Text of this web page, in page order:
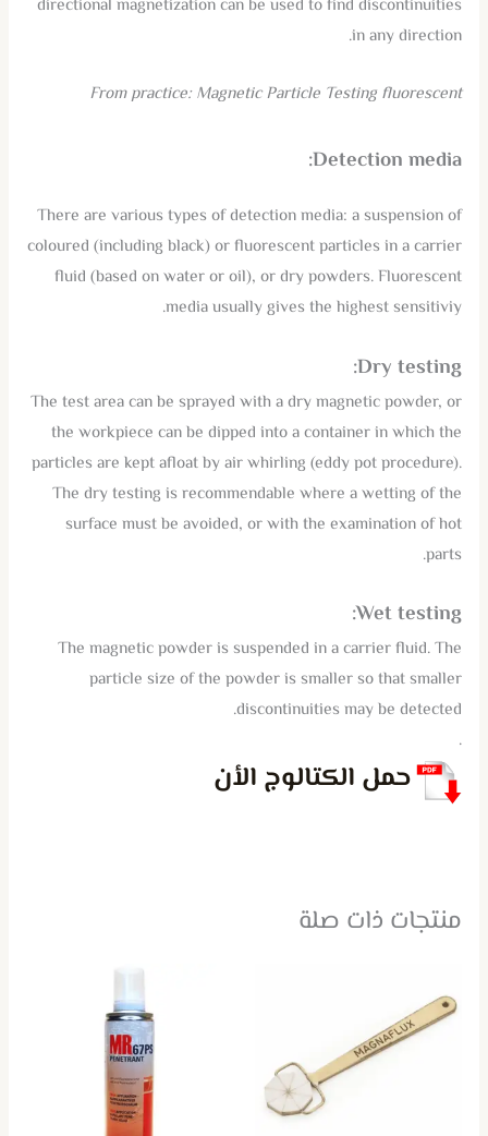
directional magnetization can be used to find discontinuities
in any direction.
From practice: Magnetic Particle Testing fluorescent
Detection media:
There are various types of detection media: a suspension of
coloured (including black) or fluorescent particles in a carrier
fluid (based on water or oil), or dry powders. Fluorescent
media usually gives the highest sensitiviy.
Dry testing:
The test area can be sprayed with a dry magnetic powder, or
the workpiece can be dipped into a container in which the
particles are kept afloat by air whirling (eddy pot procedure).
The dry testing is recommendable where a wetting of the
surface must be avoided, or with the examination of hot
parts.
Wet testing:
The magnetic powder is suspended in a carrier fluid. The
particle size of the powder is smaller so that smaller
discontinuities may be detected.
.
حمل الكتالوج الأن
منتجات ذات صلة